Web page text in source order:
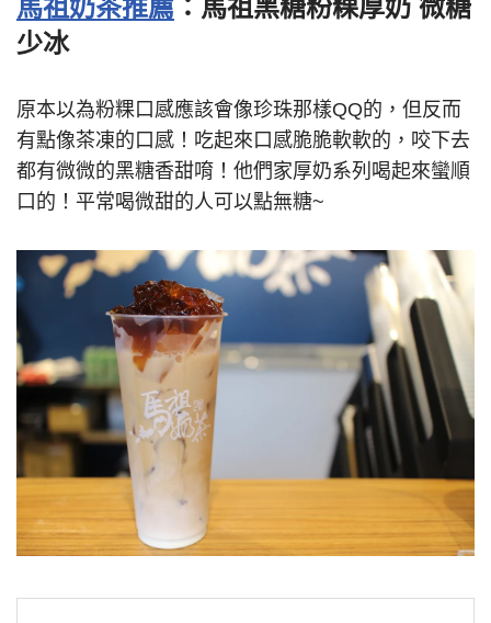
馬祖奶茶推薦 ：馬祖黑糖粉粿厚奶 微糖
少冰
原本以為粉粿口感應該會像珍珠那樣QQ的，但反而
有點像茶凍的口感！吃起來口感脆脆軟軟的，咬下去
都有微微的黑糖香甜唷！他們家厚奶系列喝起來蠻順
口的！平常喝微甜的人可以點無糖~